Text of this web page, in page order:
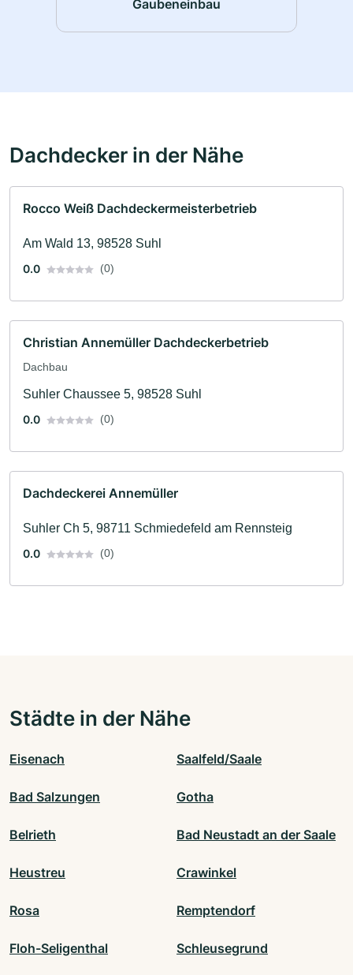
Gaubeneinbau
Dachdecker in der Nähe
Rocco Weiß Dachdeckermeisterbetrieb
Am Wald 13, 98528 Suhl
0.0
(0)
Christian Annemüller Dachdeckerbetrieb
Dachbau
Suhler Chaussee 5, 98528 Suhl
0.0
(0)
Dachdeckerei Annemüller
Suhler Ch 5, 98711 Schmiedefeld am Rennsteig
0.0
(0)
Städte in der Nähe
Eisenach Saalfeld/Saale
Bad Salzungen Gotha
Belrieth Bad Neustadt an der Saale
Heustreu Crawinkel
Rosa Remptendorf
Floh-Seligenthal Schleusegrund